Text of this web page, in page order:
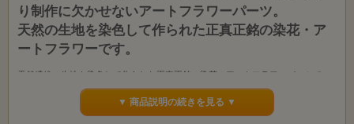
り制作に欠かせないアートフラワーパーツ。
天然の生地を染色して作られた正真正銘の染花・ア
ートフラワーです。
天然繊維の生地を染色して作られた正真正銘の染花のアートフラワーパーツで
花びら１枚１枚から全て手作業で制作しております。もちろん、制作も材料も全
▼ 商品説明の続きを見る ▼